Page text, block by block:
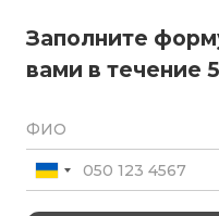
Заполните
вами в течение